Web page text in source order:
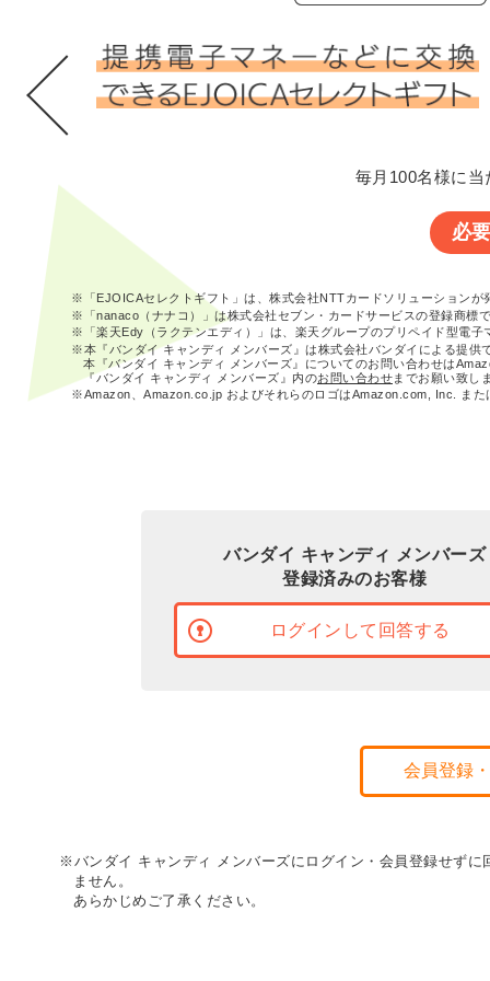
毎月100名様に
必
※「EJOICAセレクトギフト」は、株式会社NTTカードソリューションが
※「nanaco（ナナコ）」は株式会社セブン・カードサービスの登録商標
※「楽天Edy（ラクテンエディ）」は、楽天グループのプリペイド型電子
※本『バンダイ キャンディ メンバーズ』は株式会社バンダイによる提供
本『バンダイ キャンディ メンバーズ』についてのお問い合わせは
『バンダイ キャンディ メンバーズ』内のお問い合わせまでお願い致し
※Amazon、Amazon.co.jp およびそれらのロゴはAmazon.com, Inc. また
バンダイ キャンディ メンバーズ
登録済みのお客様
ログインして回答する
会員登録
※バンダイ キャンディ メンバーズにログイン・会員登録せず
ません。
あらかじめご了承ください。